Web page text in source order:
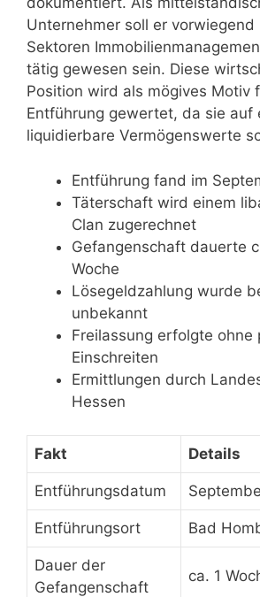
Unternehmer soll er vorwiegend
Sektoren
tätig gewesen sein. Diese
Position wird als mögives Motiv
Entführung gewertet, da sie auf
liquidierbare Vermögenswerte
Entführung fand im
Täterschaft wird einem
Clan zugerechnet
Gefangenschaft dauerte
Woche
Lösegeldzahlung wurde
unbekannt
Freilassung erfolgte ohne
Einschreiten
Ermittlungen durch
Hessen
Fakt Details
Entführungsdatum
Entführungsort Bad
Dauer der
Gefangenschaft
ca. 1